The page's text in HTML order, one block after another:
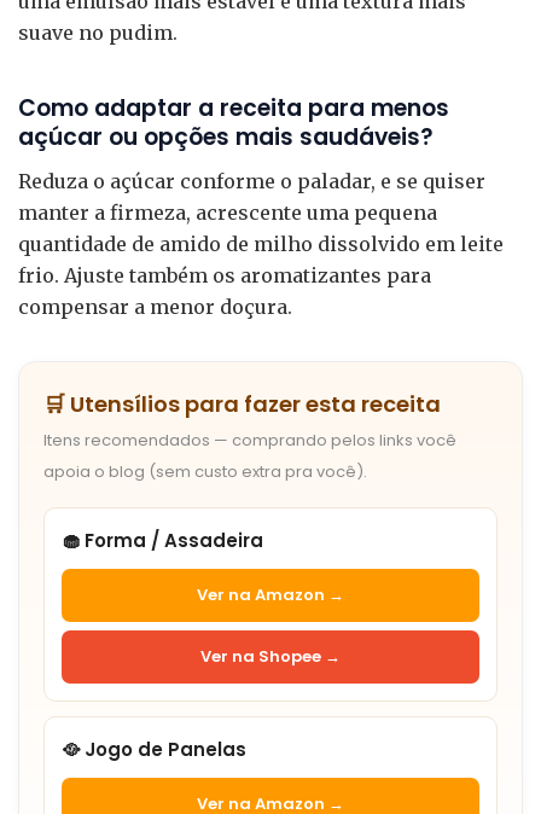
suave no pudim.
Como adaptar a receita para menos
açúcar ou opções mais saudáveis?
Reduza o açúcar conforme o paladar, e se quiser
manter a firmeza, acrescente uma pequena
quantidade de amido de milho dissolvido em leite
frio. Ajuste também os aromatizantes para
compensar a menor doçura.
🛒 Utensílios para fazer esta receita
Itens recomendados — comprando pelos links você
apoia o blog (sem custo extra pra você).
🧁 Forma / Assadeira
Ver na Amazon →
Ver na Shopee →
🥘 Jogo de Panelas
Ver na Amazon →